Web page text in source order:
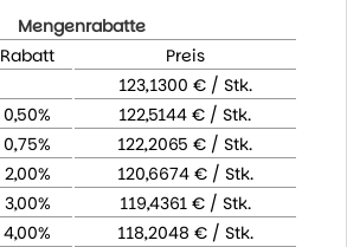
Mengenrabatte
Rabatt
Preis
123,1300 € / Stk.
0,50%
122,5144 € / Stk.
0,75%
122,2065 € / Stk.
2,00%
120,6674 € / Stk.
3,00%
119,4361 € / Stk.
4,00% 118,2048 € / Stk.